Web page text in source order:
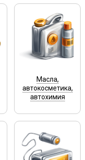
Масла,
автокосметика,
автохимия